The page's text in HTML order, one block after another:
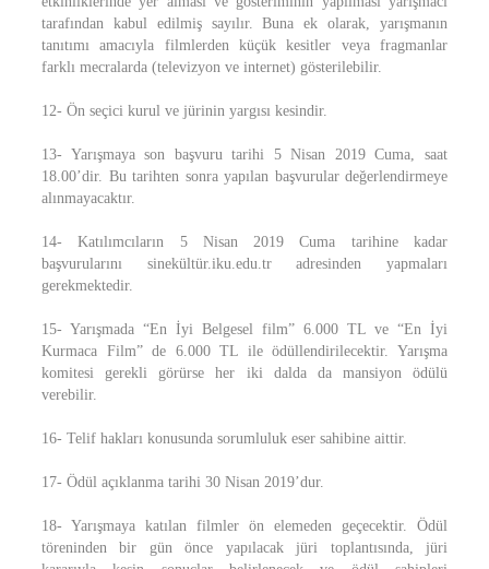
tarafından kabul edilmiş sayılır. Buna ek olarak, yarışmanın
tanıtımı amacıyla filmlerden küçük kesitler veya fragmanlar
farklı mecralarda (televizyon ve internet) gösterilebilir.
12- Ön seçici kurul ve jürinin yargısı kesindir.
13- Yarışmaya son başvuru tarihi 5 Nisan 2019 Cuma, saat
18.00’dir. Bu tarihten sonra yapılan başvurular değerlendirmeye
alınmayacaktır.
14- Katılımcıların 5 Nisan 2019 Cuma tarihine kadar
başvurularını sinekültür.iku.edu.tr adresinden yapmaları
gerekmektedir.
15- Yarışmada “En İyi Belgesel film” 6.000 TL ve “En İyi
Kurmaca Film” de 6.000 TL ile ödüllendirilecektir. Yarışma
komitesi gerekli görürse her iki dalda da mansiyon ödülü
verebilir.
16- Telif hakları konusunda sorumluluk eser sahibine aittir.
17- Ödül açıklanma tarihi 30 Nisan 2019’dur.
18- Yarışmaya katılan filmler ön elemeden geçecektir. Ödül
töreninden bir gün önce yapılacak jüri toplantısında, jüri